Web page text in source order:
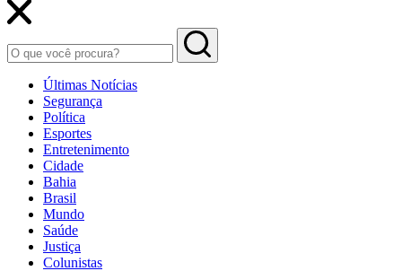
Últimas Notícias
Segurança
Política
Esportes
Entretenimento
Cidade
Bahia
Brasil
Mundo
Saúde
Justiça
Colunistas